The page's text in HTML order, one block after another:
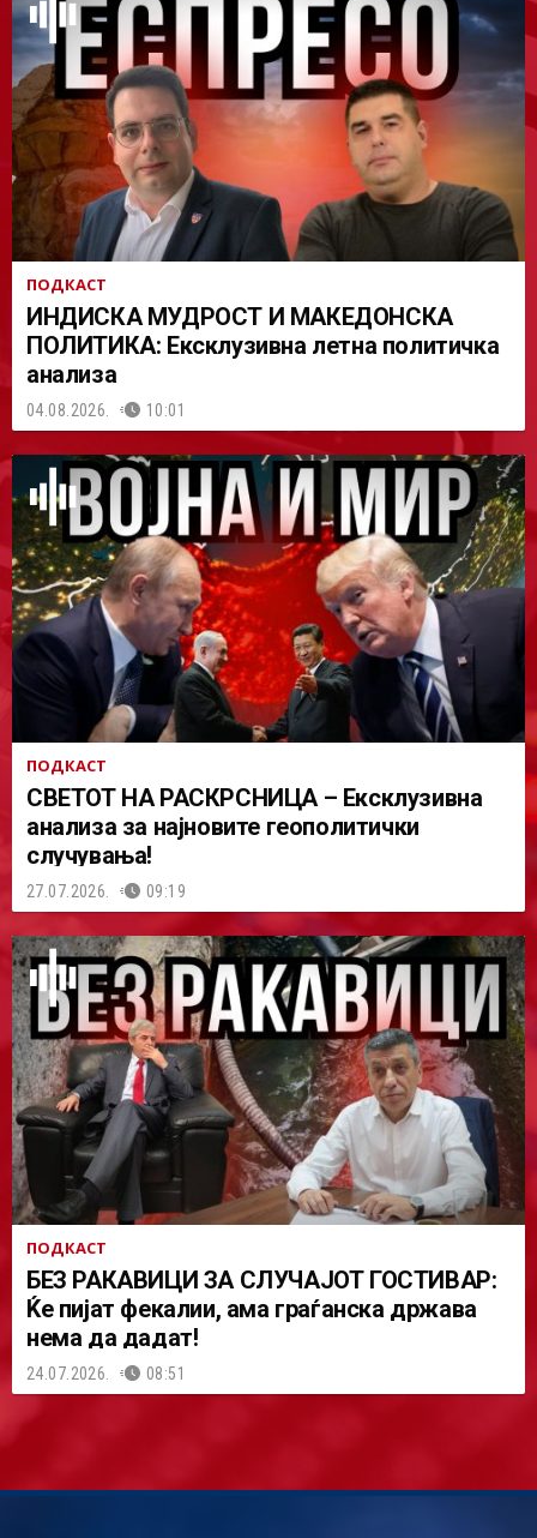
АСТ
ПОДКАСТ
ИНДИСКА МУДРОСТ И МАКЕДОНСКА
ПОЛИТИКА: Ексклузивна летна политичка
анализа
04.08.2026. 10:01
ПОДКАСТ
СВЕТОТ НА РАСКРСНИЦА – Ексклузивна
анализа за најновите геополитички
случувања!
27.07.2026. 09:19
ПОДКАСТ
БЕЗ РАКАВИЦИ ЗА СЛУЧАЈОТ ГОСТИВАР:
Ќе пијат фекалии, ама граѓанска држава
нема да дадат!
24.07.2026. 08:51